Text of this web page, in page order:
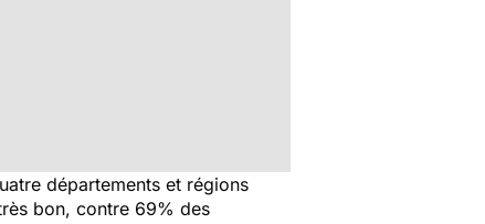
départements et régions
bon, contre 69% des